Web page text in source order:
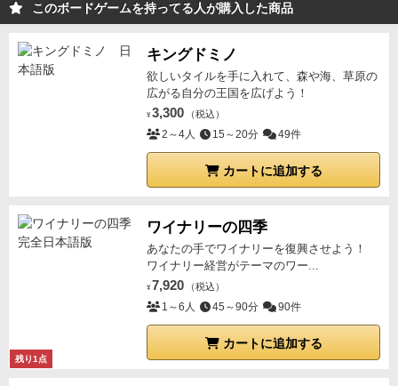
このボードゲームを持ってる人が購入した商品
キングドミノ
欲しいタイルを手に入れて、森や海、草原の
広がる自分の王国を広げよう！
¥ 3,300 （税込）
2～4人 15～20分 49件
カートに追加する
残り1点
ワイナリーの四季
あなたの手でワイナリーを復興させよう！
ワイナリー経営がテーマのワー...
¥ 7,920 （税込）
1～6人 45～90分 90件
カートに追加する